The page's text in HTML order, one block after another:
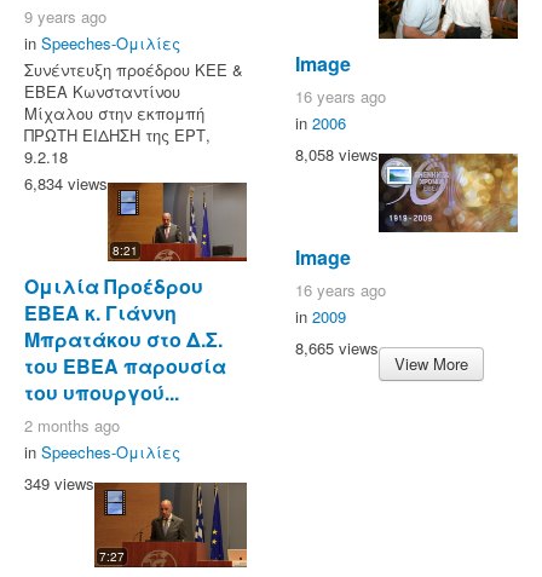
9 years ago
in Speeches-Ομιλίες
Συνέντευξη προέδρου ΚΕΕ &
ΕΒΕΑ Κωνσταντίνου
Μίχαλου στην εκπομπή
ΠΡΩΤΗ ΕΙΔΗΣΗ της ΕΡΤ,
9.2.18
6,834 views
8:21
Ομιλία Προέδρου
ΕΒΕΑ κ. Γιάννη
Μπρατάκου στο Δ.Σ.
του ΕΒΕΑ παρουσία
του υπουργού...
2 months ago
in Speeches-Ομιλίες
349 views
7:27
Image
16 years ago
in 2006
8,058 views
Image
16 years ago
in 2009
8,665 views
View More